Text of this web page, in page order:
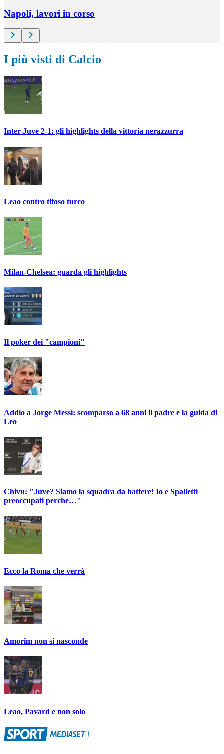
Napoli, lavori in corso
I più visti di Calcio
Inter-Juve 2-1: gli highlights della vittoria nerazzurra
Leao contro tifoso turco
Milan-Chelsea: guarda gli highlights
Il poker dei "campioni"
Addio a Jorge Messi: scomparso a 68 anni il padre e la guida di
Leo
Chivu: "Juve? Siamo la squadra da battere! Io e Spalletti
preoccupati perché…"
Ecco la Roma che verrà
Amorim non si nasconde
Leao, Pavard e non solo